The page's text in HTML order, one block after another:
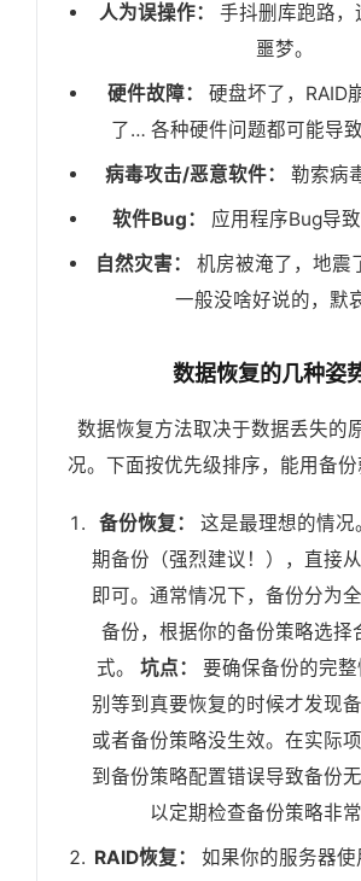
人为误操作：
手抖删库跑路，
噩梦。
硬件故障：
硬盘坏了，RAID
了… 各种硬件问题都可能导致
病毒攻击/恶意软件：
勒索病
软件Bug：
应用程序Bug导致
自然灾害：
机房被淹了，地震
一般没啥好说的，默
数据恢复的几种姿
数据恢复方法取决于数据丢失的
况。下面按优先级排序，能用备份
备份恢复：
这是最理想的情况
期备份（强烈建议！），直接
即可。通常情况下，备份分为
备份，根据你的备份策略选择
式。 坑点：
要确保备份的完整
别等到真要恢复的时候才发现
或者备份策略没生效。在实际
到备份策略配置错误导致备份
以定期检查备份策略非常
RAID恢复：
如果你的服务器使